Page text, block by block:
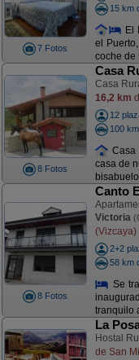
7 Fotos
15 km
El
el
coche de
8 Fotos
Casa
Casa
16,2 km
12
100
Casa
casa de
8 Fotos
Canto
Victoria
(Vizcaya)
2+2
58 km
Se
tranquilo
La
Hostal
de San